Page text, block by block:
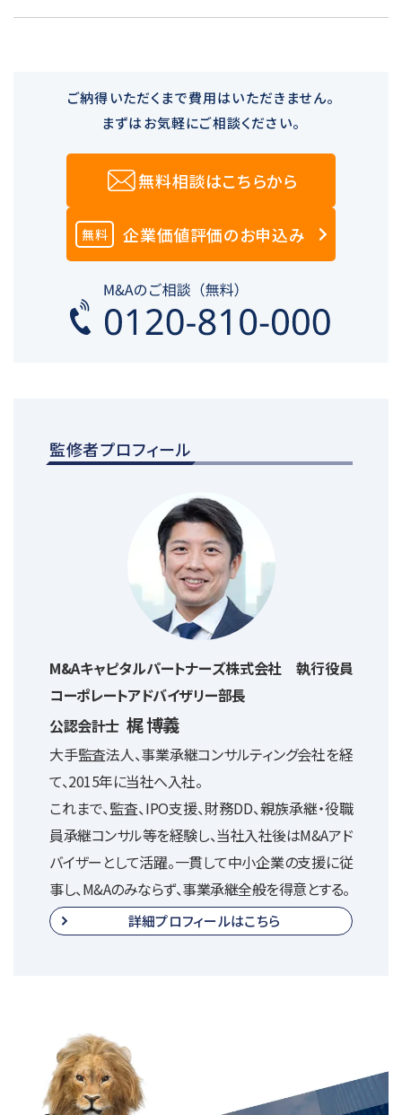
ご納得いただくまで費用はいただきません。
まずはお気軽にご相談ください。
無料相談はこちらから
無料 企業価値評価のお申込み
監修者プロフィール
M&Aキャピタルパートナーズ株式会社 執行役員
コーポレートアドバイザリー部長
公認会計士 梶 博義
大手監査法人、事業承継コンサルティング会社を経
て、2015年に当社へ入社。
これまで、監査、IPO支援、財務DD、親族承継・役職
員承継コンサル等を経験し、当社入社後はM&Aアド
バイザーとして活躍。一貫して中小企業の支援に従
事し、M&Aのみならず、事業承継全般を得意とする。
詳細プロフィールはこちら